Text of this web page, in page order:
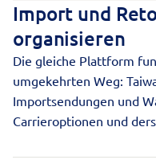
Import und
organisieren
Die gleiche Plattform
umgekehrten Weg:
Importsendungen und
Carrieroptionen und